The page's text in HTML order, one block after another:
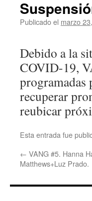
Publicado el marzo
Debido a la
COVID-19,
programadas
recuperar
reubicar
Esta entrada fue
← VANG #5. Hanna
Matthews+Luz Prado.